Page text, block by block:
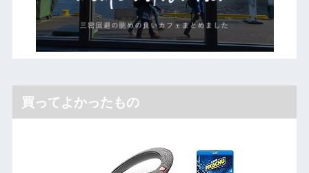
買ってよかったもの